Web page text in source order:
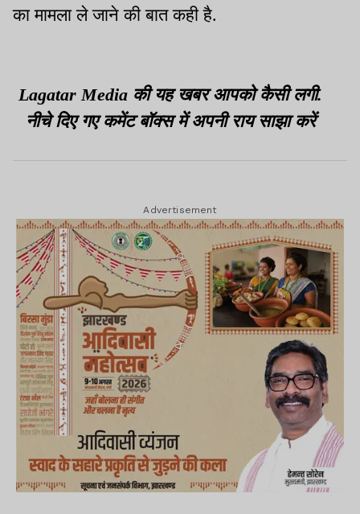
का मामला ले जाने की बात कही है.
Lagatar Media की यह खबर आपको कैसी लगी.
नीचे दिए गए कमेंट बॉक्स में अपनी राय साझा करें
Advertisement